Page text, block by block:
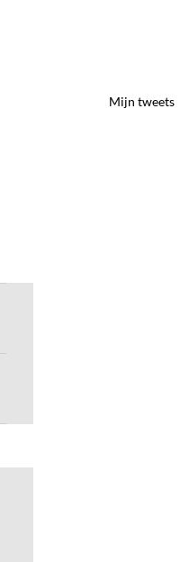
Mijn tweets